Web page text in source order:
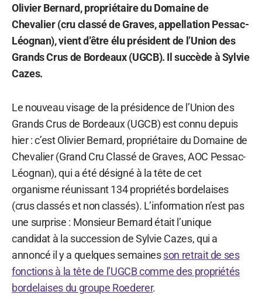
Olivier Bernard, propriétaire du Domaine de
Chevalier (cru classé de Graves, appellation Pessac-
Léognan), vient d’être élu président de l’Union des
Grands Crus de Bordeaux (UGCB). Il succède à Sylvie
Cazes.
Le nouveau visage de la présidence de l’Union des
Grands Crus de Bordeaux (UGCB) est connu depuis
hier : c’est Olivier Bernard, propriétaire du Domaine de
Chevalier (Grand Cru Classé de Graves, AOC Pessac-
Léognan), qui a été désigné à la tête de cet
organisme réunissant 134 propriétés bordelaises
(crus classés et non classés). L’information n’est pas
une surprise : Monsieur Bernard était l’unique
candidat à la succession de Sylvie Cazes, qui a
annoncé il y a quelques semainesson retrait de ses
fonctions à la tête de l’UGCB comme des propriétés
bordelaises du groupe Roederer.